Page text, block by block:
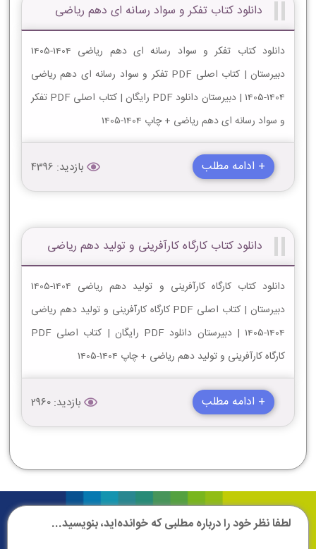
دانلود کتاب تفکر و سواد رسانه ای دهم ریاضی
دانلود کتاب تفکر و سواد رسانه ای دهم ریاضی 1404-1405
دبیرستان | کتاب اصلی PDF تفکر و سواد رسانه ای دهم ریاضی
1404-1405 | دبیرستان دانلود PDF رایگان | کتاب اصلی PDF تفکر
و سواد رسانه ای دهم ریاضی + چاپ 1404-1405
+ ادامه مطلب بازدید: 4396
دانلود کتاب کارگاه کارآفرینی و تولید دهم ریاضی
دانلود کتاب کارگاه کارآفرینی و تولید دهم ریاضی 1404-1405
دبیرستان | کتاب اصلی PDF کارگاه کارآفرینی و تولید دهم ریاضی
1404-1405 | دبیرستان دانلود PDF رایگان | کتاب اصلی PDF
کارگاه کارآفرینی و تولید دهم ریاضی + چاپ 1404-1405
+ ادامه مطلب بازدید: 2960
لطفا نظر خود را درباره مطلبی که خوانده‌اید، بنویسید...